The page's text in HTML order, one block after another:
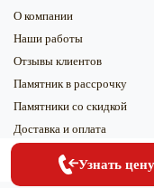
О компании
Наши работы
Отзывы клиентов
Памятник в рассрочку
Памятники со скидкой
Доставка и оплата
Контакты
Узнать цену